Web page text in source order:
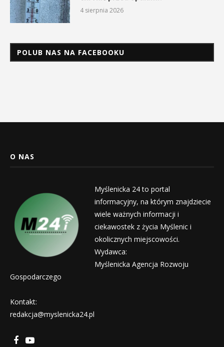
4 sierpnia 2026
POLUB NAS NA FACEBOOKU
O NAS
Myślenicka 24 to portal
informacyjny, na którym znajdziecie
wiele ważnych informacji i
ciekawostek z życia Myślenic i
okolicznych miejscowości.
Wydawca:
Myślenicka Agencja Rozwoju
Gospodarczego
Kontakt:
redakcja@myslenicka24.pl